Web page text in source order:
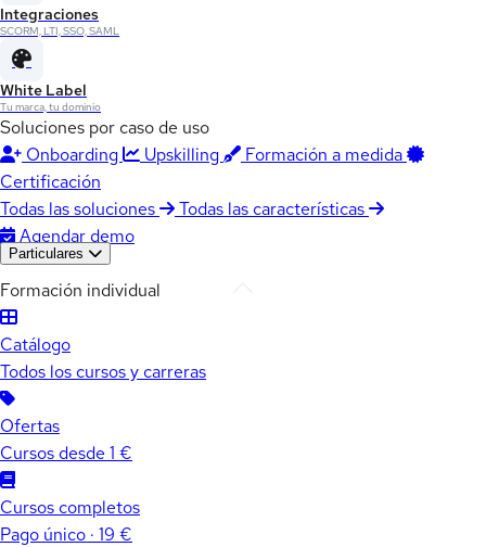
Integraciones
SCORM, LTI, SSO, SAML
White Label
Tu marca, tu dominio
Soluciones por caso de uso
Onboarding
Upskilling
Formación a medida
Certificación
Todas las soluciones
Todas las características
Agendar demo
Particulares
Formación individual
Catálogo
Todos los cursos y carreras
Ofertas
Cursos desde 1 €
Cursos completos
Pago único · 19 €